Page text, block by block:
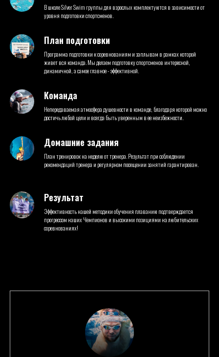
В школе Silver Swim группы для взрослых комплектуются в зависимости от
уровня подготовки спортсменов.
План подготовки
Программа подготовки к соревнованиям и заплывам в рамках которой
живет вся команда. Мы делаем подготовку спортсменов интересной,
динамичной, а самое главное - эффективной.
Команда
Непередаваемая атмосфера душевности в команде, благодаря которой можно
достичь любой цели и всегда быть уверенным в ее неизбежности.
Домашние задания
План тренировок на неделю от тренера. Результат при соблюдении
рекомендаций тренера и регулярном посещении занятий гарантирован.
Результат
Эффективность нашей методики обучения плаванию подтверждается
прогрессом наших Чемпионов и высокими позициями на любительских
соревнованиях!